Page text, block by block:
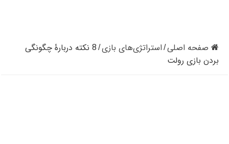
صفحه اصلی/ استراتژی‌های بازی/
8 نکته دربارۀ چگونگی
بردن بازی رولت